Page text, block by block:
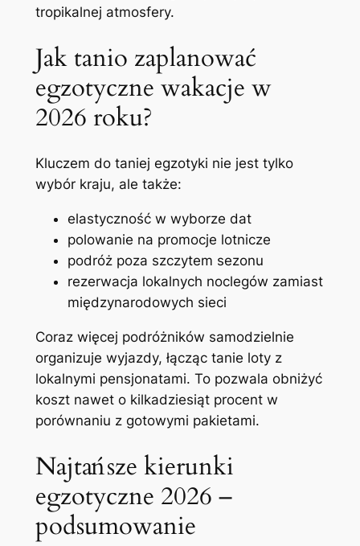
tropikalnej atmosfery.
Jak tanio zaplanować
egzotyczne wakacje w
2026 roku?
Kluczem do taniej egzotyki nie jest tylko
wybór kraju, ale także:
elastyczność w wyborze dat
polowanie na promocje lotnicze
podróż poza szczytem sezonu
rezerwacja lokalnych noclegów zamiast
międzynarodowych sieci
Coraz więcej podróżników samodzielnie
organizuje wyjazdy, łącząc tanie loty z
lokalnymi pensjonatami. To pozwala obniżyć
koszt nawet o kilkadziesiąt procent w
porównaniu z gotowymi pakietami.
Najtańsze kierunki
egzotyczne 2026 –
podsumowanie